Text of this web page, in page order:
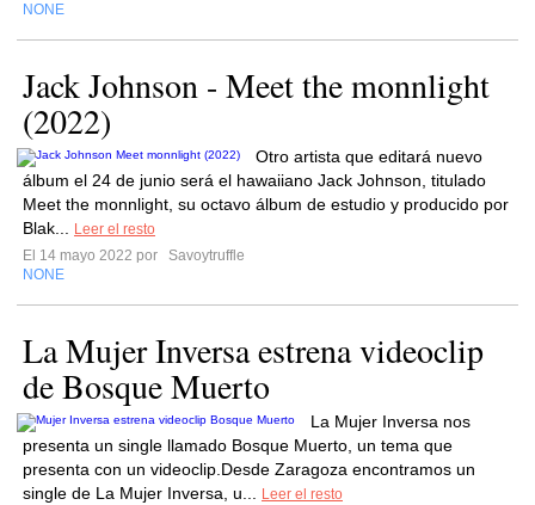
NONE
Jack Johnson - Meet the monnlight
(2022)
Otro artista que editará nuevo
álbum el 24 de junio será el hawaiiano Jack Johnson, titulado
Meet the monnlight, su octavo álbum de estudio y producido por
Blak...
Leer el resto
El 14 mayo 2022 por
Savoytruffle
NONE
La Mujer Inversa estrena videoclip
de Bosque Muerto
La Mujer Inversa nos
presenta un single llamado Bosque Muerto, un tema que
presenta con un videoclip.Desde Zaragoza encontramos un
single de La Mujer Inversa, u...
Leer el resto